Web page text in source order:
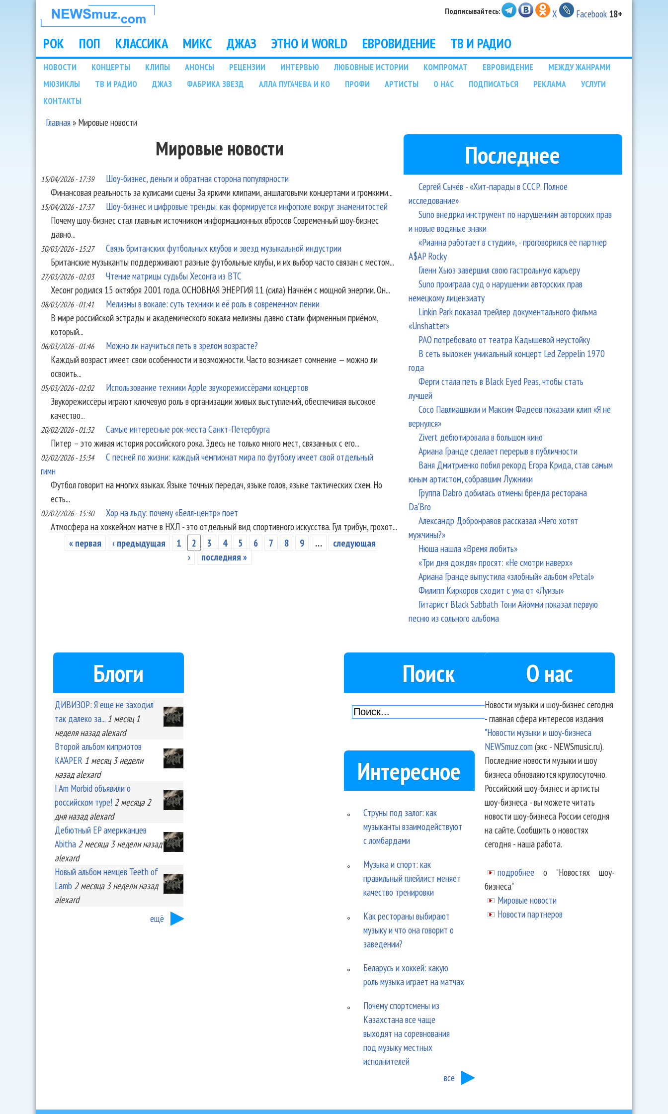
НОВОСТИ
МУЗЫКИ И
ШОУ БИЗНЕСА
NEWSMUZ.COM
Подписывайтесь: X Facebook 18+
Main menu
РОК ПОП КЛАССИКА МИКС ДЖАЗ ЭТНО И WORLD ЕВРОВИДЕНИЕ ТВ И РАДИО
Подразделы
НОВОСТИ КОНЦЕРТЫ КЛИПЫ АНОНСЫ РЕЦЕНЗИИ ИНТЕРВЬЮ ЛЮБОВНЫЕ ИСТОРИИ КОМПРОМАТ ЕВРОВИДЕНИЕ
МЕЖДУ ЖАНРАМИ
МЮЗИКЛЫ
ТВ И РАДИО ДЖАЗ ФАБРИКА ЗВЕЗД АЛЛА ПУГАЧЕВА И КО ПРОФИ АРТИСТЫ О НАС ПОДПИСАТЬСЯ РЕКЛАМА
УСЛУГИ
КОНТАКТЫ
Вы здесь
Главная» Мировые новости
Мировые новости
15/04/2026 - 17:39
Шоу-бизнес, деньги и обратная сторона популярности
Финансовая реальность за кулисами сцены За яркими клипами, аншлаговыми концертами и громкими...
15/04/2026 - 17:37
Шоу-бизнес и цифровые тренды: как формируется инфополе вокруг знаменитостей
Почему шоу-бизнес стал главным источником информационных вбросов Современный шоу-бизнес
давно...
30/03/2026 - 15:27
Связь британских футбольных клубов и звезд музыкальной индустрии
Британские музыканты поддерживают разные футбольные клубы, и их выбор часто связан с местом...
27/03/2026 - 02:03
Чтение матрицы судьбы Хесонга из BTC
Хесонг родился 15 октября 2001 года. ОСНОВНАЯ ЭНЕРГИЯ 11 (сила) Начнём с мощной энергии. Он...
08/03/2026 - 01:41
Мелизмы в вокале: суть техники и её роль в современном пении
В мире российской эстрады и академического вокала мелизмы давно стали фирменным приёмом,
который...
06/03/2026 - 01:46
Можно ли научиться петь в зрелом возрасте?
Каждый возраст имеет свои особенности и возможности. Часто возникает сомнение — можно ли
освоить...
05/03/2026 - 02:02
Использование техники Apple звукорежиссёрами концертов
Звукорежиссёры играют ключевую роль в организации живых выступлений, обеспечивая высокое
качество...
20/02/2026 - 01:32
Самые интересные рок-места Санкт-Петербурга
Питер – это живая история российского рока. Здесь не только много мест, связанных с его...
02/02/2026 - 15:34
С песней по жизни: каждый чемпионат мира по футболу имеет свой отдельный
гимн
Футбол говорит на многих языках. Языке точных передач, языке голов, языке тактических схем. Но
есть...
02/02/2026 - 15:30
Хор на льду: почему «Белл-центр» поет
Атмосфера на хоккейном матче в НХЛ - это отдельный вид спортивного искусства. Гул трибун, грохот...
« первая ‹ предыдущая 1 2 3 4 5 6 7 8 9 …
следующая
›
последняя »
Последнее
Сергей Сычёв - «Хит-парады в СССР. Полное
исследование»
Suno внедрил инструмент по нарушениям авторских прав
и новые водяные знаки
«Рианна работает в студии», - проговорился ее партнер
A$AP Rocky
Гленн Хьюз завершил свою гастрольную карьеру
Suno проиграла суд о нарушении авторских прав
немецкому лицензиату
Linkin Park показал трейлер документального фильма
«Unshatter»
РАО потребовало от театра Кадышевой неустойку
В сеть выложен уникальный концерт Led Zeppelin 1970
года
Ферги стала петь в Black Eyed Peas, чтобы стать
лучшей
Сосо Павлиашвили и Максим Фадеев показали клип «Я не
вернулся»
Zivert дебютировала в большом кино
Ариана Гранде сделает перерыв в публичности
Ваня Дмитриенко побил рекорд Егора Крида, став самым
юным артистом, собравшим Лужники
Группа Dabro добилась отмены бренда ресторана
Da'Bro
Александр Добронравов рассказал «Чего хотят
мужчины?»
Нюша нашла «Время любить»
«Три дня дождя» просят: «Не смотри наверх»
Ариана Гранде выпустила «злобный» альбом «Petal»
Филипп Киркоров сходит с ума от «Луизы»
Гитарист Black Sabbath Тони Айомми показал первую
песню из сольного альбома
Блоги
ДИВИЗОР: Я еще не заходил
так далеко за... 1 месяц 1
неделяназад alexard
Второй альбом киприотов
KA'APER 1 месяц 3 недели
назад alexard
I Am Morbid объявили о
российском туре! 2 месяца 2
дняназад alexard
Дебютный EP американцев
Abitha 2 месяца 3 неделиназад
alexard
Новый альбом немцев Teeth of
Lamb 2 месяца 3 неделиназад
alexard
ещё
Поиск
Интересное
Струны под залог: как
музыканты взаимодействуют
с ломбардами
Музыка и спорт: как
правильный плейлист меняет
качество тренировки
Как рестораны выбирают
музыку и что она говорит о
заведении?
Беларусь и хоккей: какую
роль музыка играет на матчах
Почему спортсмены из
Казахстана все чаще
выходят на соревнования
под музыку местных
исполнителей
все
О нас
Новости музыки и шоу-бизнес сегодня
- главная сфера интересов издания
"Новости музыки и шоу-бизнеса
NEWSmuz.com(экс - NEWSmusic.ru).
Последние новости музыки и шоу
бизнеса обновляются круглосуточно.
Российский шоу-бизнес и артисты
шоу-бизнеса - вы можете читать
новости шоу-бизнеса России сегодня
на сайте. Сообщить о новостях
сегодня - наша работа.
подробнее о "Новостях шоу-
бизнеса"
Мировые новости
Новости партнеров